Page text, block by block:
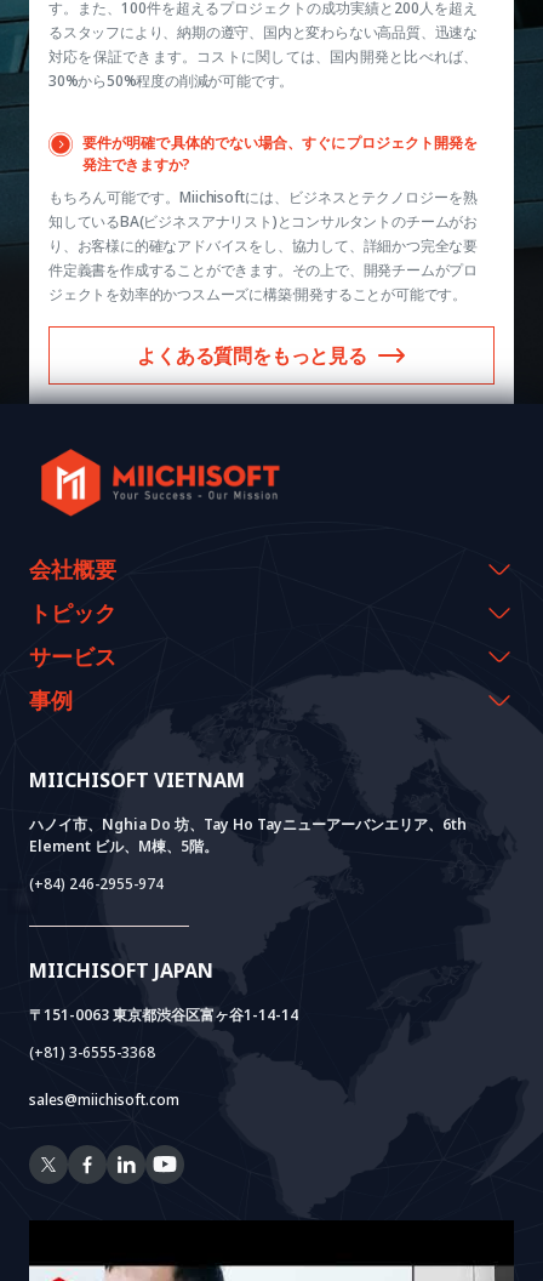
す。また、100件を超えるプロジェクトの成功実績と200人を超え
るスタッフにより、納期の遵守、国内と変わらない高品質、迅速な
対応を保証できます。コストに関しては、国内開発と比べれば、
30%から50%程度の削減が可能です。
要件が明確で具体的でない場合、すぐにプロジェクト開発を
発注できますか?
もちろん可能です。Miichisoftには、ビジネスとテクノロジーを熟
知しているBA(ビジネスアナリスト)とコンサルタントのチームがお
り、お客様に的確なアドバイスをし、協力して、詳細かつ完全な要
件定義書を作成することができます。その上で、開発チームがプロ
ジェクトを効率的かつスムーズに構築·開発することが可能です。
よくある質問をもっと見る
MIICHISOFT VIETNAM
ハノイ市、Nghia Do 坊、Tay Ho Tayニューアーバンエリア、6th
Element ビル、M棟、5階。
(+84) 246-2955-974
MIICHISOFT JAPAN
〒151-0063 東京都渋谷区富ヶ谷1-14-14
(+81) 3-6555-3368
sales@miichisoft.com
会社概要
会社概要
代表のメッセージ
沿革
価値観
トピック
イベント & ウェビナー
資料室
ニュース
FAQ
サービス
AI CO-CREATION
AI PoC開発
Core Lab
System Lab
Power Lab
Cloud Lab
AI+ SOLUTIONS
AI+ Products
Meet AI+
AI+ Package
RAG Package
VIETNAM BRIDGE
BOTモデル
法人設立支援
事例
実績
お客様の声